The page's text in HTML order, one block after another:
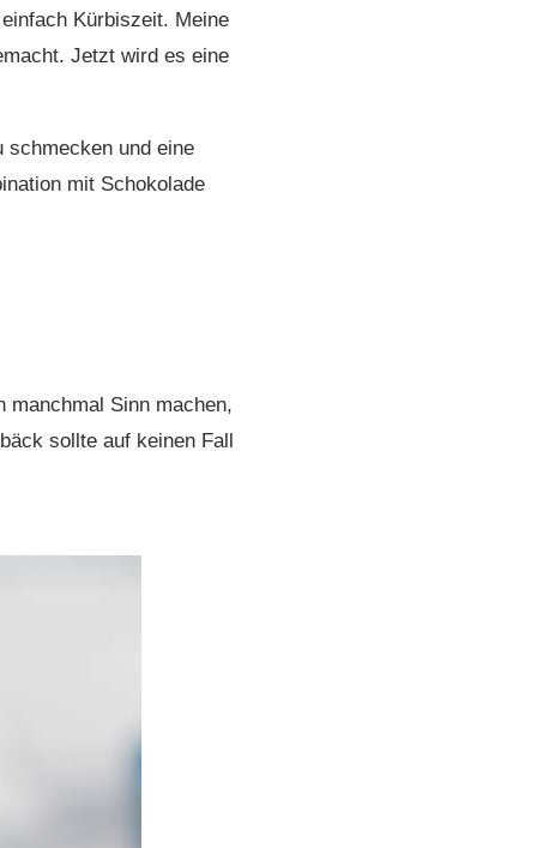
Kürbiszeit. Meine
Jetzt wird es eine
schmecken und eine
mit Schokolade
Sinn machen,
sollte auf keinen Fall